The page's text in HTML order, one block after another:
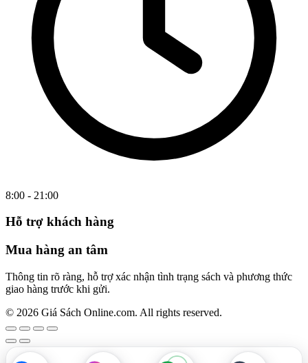
8:00 - 21:00
Hỗ trợ khách hàng
Mua hàng an tâm
Thông tin rõ ràng, hỗ trợ xác nhận tình trạng sách và phương thức
giao hàng trước khi gửi.
© 2026 Giá Sách Online.com. All rights reserved.